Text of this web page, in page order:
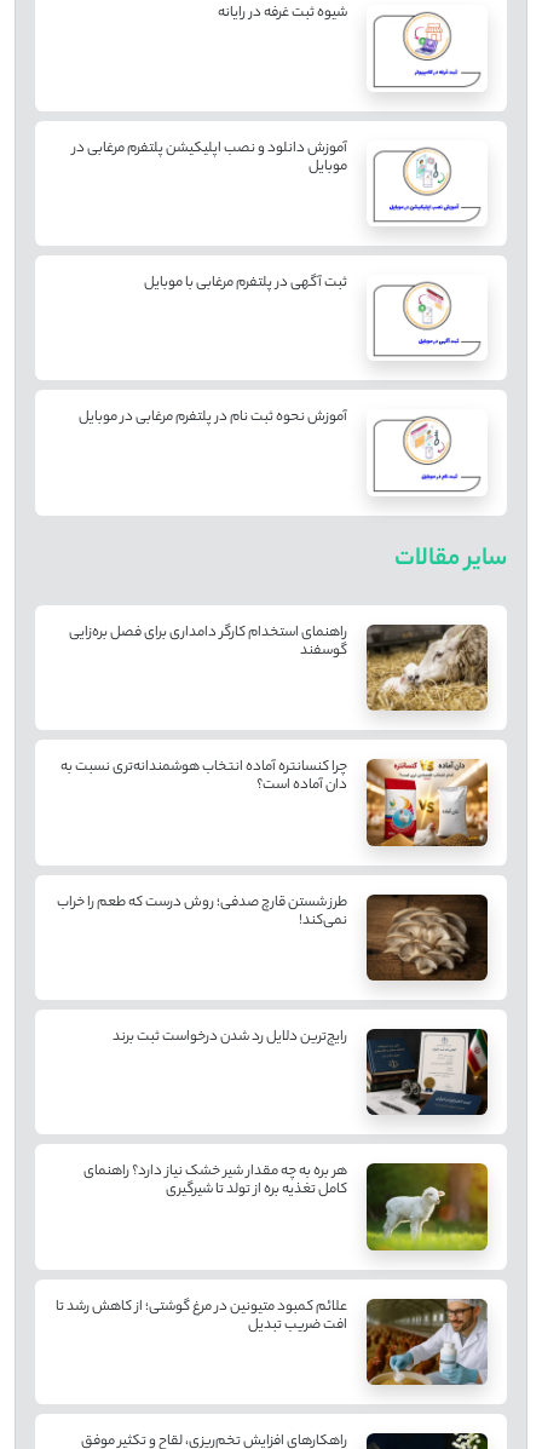
شیوه ثبت غرفه در رایانه
آموزش دانلود و نصب اپلیکیشن پلتفرم مرغابی در
موبایل
ثبت آگهی در پلتفرم مرغابی با موبایل
آموزش نحوه ثبت نام در پلتفرم مرغابی در موبایل
سایر مقالات
راهنمای استخدام کارگر دامداری برای فصل بره‌زایی
گوسفند
چرا کنسانتره آماده انتخاب هوشمندانه‌تری نسبت به
دان آماده است؟
طرز شستن قارچ صدفی؛ روش درست که طعم را خراب
نمی‌کند!
رایج‌ترین دلایل رد شدن درخواست ثبت برند
هر بره به چه مقدار شیر خشک نیاز دارد؟ راهنمای
کامل تغذیه بره از تولد تا شیرگیری
علائم کمبود متیونین در مرغ گوشتی؛ از کاهش رشد تا
افت ضریب تبدیل
راهکارهای افزایش تخم‌ریزی، لقاح و تکثیر موفق